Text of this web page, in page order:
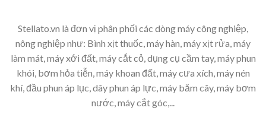
Stellato.vn là đơn vị phân phối các dòng máy công nghiệp,
nông nghiệp như: Bình xịt thuốc, máy hàn, máy xịt rửa, máy
làm mát, máy xới đất, máy cắt cỏ, dụng cụ cầm tay, máy phun
khói, bơm hỏa tiễn, máy khoan đất, máy cưa xích, máy nén
khí, đầu phun áp lục, dây phun áp lực, máy băm cây, máy bơm
nước, máy cắt góc,...